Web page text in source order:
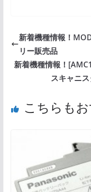
新着機種情報！
リー販売品
新着機種情報！
スキャニ
こちらも